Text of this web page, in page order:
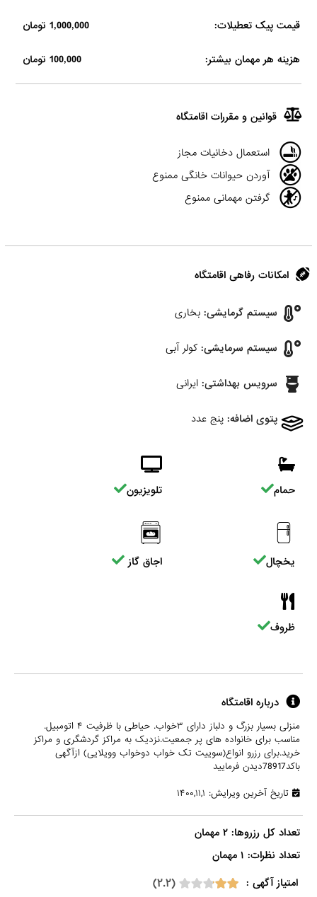
قیمت پیک تعطیلات: 1,000,000 تومان
هزینه هر مهمان بیشتر: 100,000 تومان
قوانین و مقررات اقامتگاه
استعمال دخانیات مجاز
آوردن حیوانات خانگی ممنوع
گرفتن مهمانی ممنوع
امکانات رفاهی اقامتگاه
سیستم گرمایشی: بخاری
سیستم سرمایشی: کولر آبی
سرویس بهداشتی: ایرانی
پتوی اضافه: پنج عدد
حمام تلویزیون
یخچال اجاق گاز
ظروف
درباره اقامتگاه
منزلی بسیار بزرگ و دلباز دارای ۳خواب. حیاطی با ظرفیت ۴ اتومبیل.
مناسب برای خانواده های پر جمعیت.نزدیک به مراکز گردشگری و مراکز
خرید.برای رزرو انواع(سوییت تک خواب دوخواب وویلایی) ازآگهی
باکد78917دیدن فرمایید
تاریخ آخرین ویرایش: ۱۴۰۰,۱۱,۱
تعداد کل رزروها: ۲ مهمان
تعداد نظرات: ۱ مهمان
امتیاز آگهی :
(۲.۲)